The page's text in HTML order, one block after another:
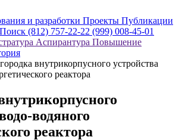
и разработки Проекты Публикации
Поиск (812) 757-22-22 (999) 008-45-01
Аспирантура Повышение
внутрикорпусного устройства
реактора
водяного
реактора